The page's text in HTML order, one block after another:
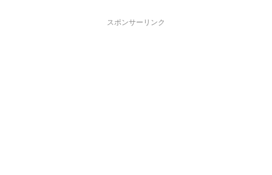
スポンサーリンク